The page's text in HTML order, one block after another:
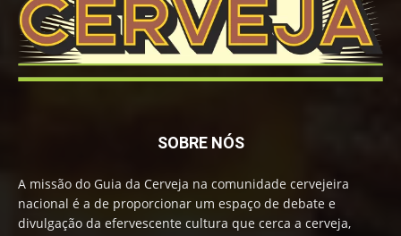
SOBRE NÓS
A missão do Guia da Cerveja na comunidade cervejeira
nacional é a de proporcionar um espaço de debate e
divulgação da efervescente cultura que cerca a cerveja,